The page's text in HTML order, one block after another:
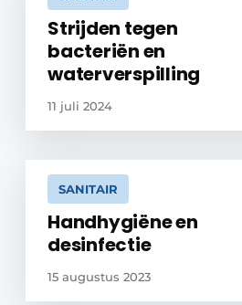
Strijden tegen
bacteriën en
waterverspilling
11 juli 2024
SANITAIR
Handhygiëne en
desinfectie
15 augustus 2023